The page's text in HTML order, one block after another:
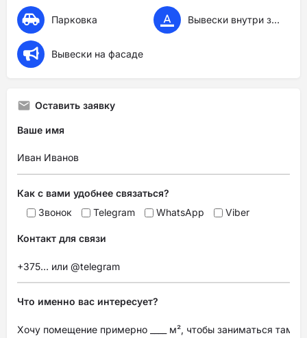
Парковка Вывески внутри здания
Вывески на фасаде
Оставить заявку
Ваше имя
Как с вами удобнее связаться?
Звонок
Telegram WhatsApp Viber
Контакт для связи
Что именно вас интересует?